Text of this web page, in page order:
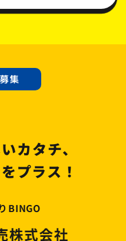
集
カタチ、
プラス！
BINGO